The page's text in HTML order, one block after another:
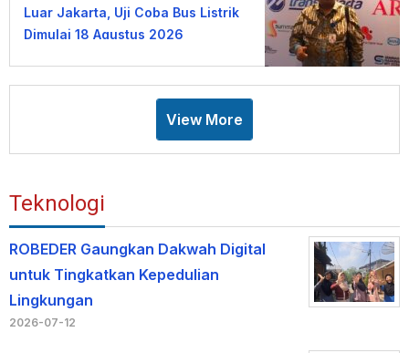
Luar Jakarta, Uji Coba Bus Listrik
Dimulai 18 Agustus 2026
View More
Teknologi
ROBEDER Gaungkan Dakwah Digital
untuk Tingkatkan Kepedulian
Lingkungan
2026-07-12